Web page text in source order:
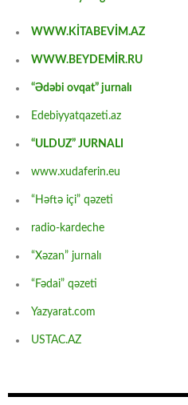
WWW.KİTABEVİM.AZ
WWW.BEYDEMİR.RU
“Ədəbi ovqat” jurnalı
Edebiyyatqazeti.az
“ULDUZ” JURNALI
www.xudaferin.eu
“Həftə içi” qəzeti
radio-kardeche
“Xəzan” jurnalı
“Fədai” qəzeti
Yazyarat.com
USTAC.AZ